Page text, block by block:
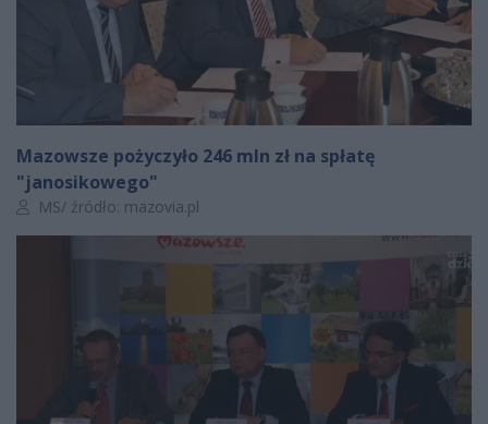
Mazowsze pożyczyło 246 mln zł na spłatę
"janosikowego"
Autor artykułu:
MS/ źródło: mazovia.pl